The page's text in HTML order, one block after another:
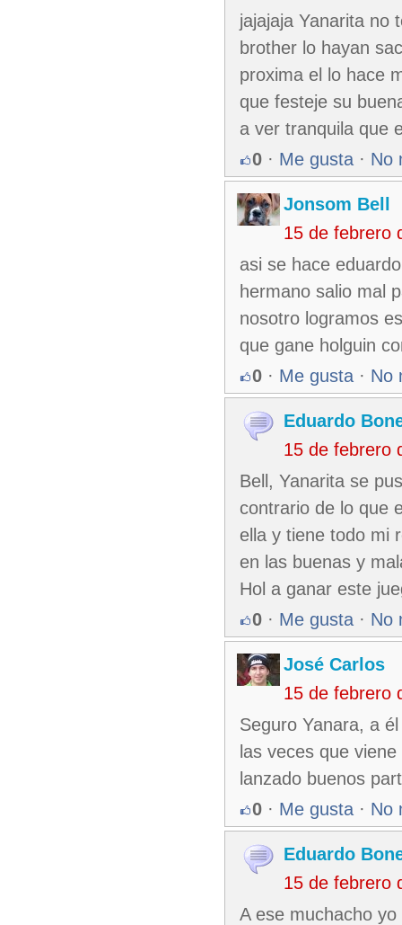
jajajaja Yanarita no
brother lo hayan
proxima el lo hace
que festeje su
a ver tranquila que
0 · Me gusta · No
Jonsom Bell
15 de febrero
asi se hace
hermano salio mal
nosotro logramos
que gane holguin
0 · Me gusta · No
Eduardo
15 de febrero
Bell, Yanarita se
contrario de lo que
ella y tiene todo mi
en las buenas y
Hol a ganar este
0 · Me gusta · No
José Carlos
15 de febrero
Seguro Yanara, a
las veces que
lanzado buenos
0 · Me gusta · No
Eduardo
15 de febrero
A ese muchacho